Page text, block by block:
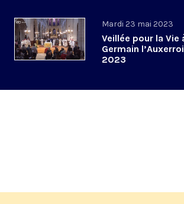
Mardi 23 mai 2023
Veillée pour la Vie
Germain
2023